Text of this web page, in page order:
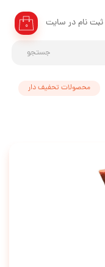
جستجو
۰ ثبت نام در سایت
محصولات تحفیف دار